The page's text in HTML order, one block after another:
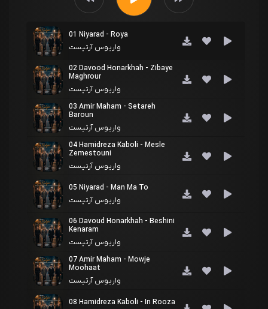
01 Niyarad - Roya
واریوس آرتیست
02 Davood Honarkhah - Zibaye
Maghrour
واریوس آرتیست
03 Amir Maham - Setareh
Baroun
واریوس آرتیست
04 Hamidreza Kaboli - Mesle
Zemestouni
واریوس آرتیست
05 Niyarad - Man Ma To
واریوس آرتیست
06 Davoud Honarkhah - Beshini
Kenaram
واریوس آرتیست
07 Amir Maham - Mowje
Moohaat
واریوس آرتیست
08 Hamidreza Kaboli - In Rooza